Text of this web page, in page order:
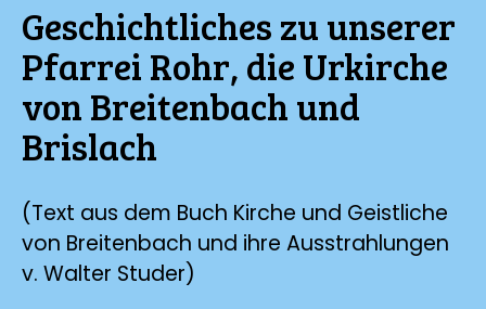
Geschichtliches zu unserer
Pfarrei Rohr, die Urkirche
von Breitenbach und
Brislach
(Text aus dem Buch Kirche und Geistliche
von Breitenbach und ihre Ausstrahlungen
v. Walter Studer)